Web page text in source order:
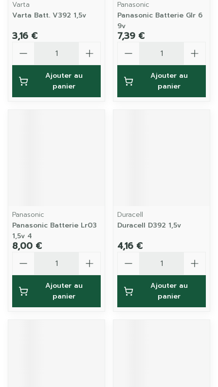
Varta
Varta Batt. V392 1,5v
3,16 €
Ajouter au
panier
Panasonic
Panasonic Batterie Glr 6
9v
7,39 €
Ajouter au
panier
Panasonic
Panasonic Batterie Lr03
1,5v 4
8,00 €
Ajouter au
panier
Duracell
Duracell D392 1,5v
4,16 €
Ajouter au
panier